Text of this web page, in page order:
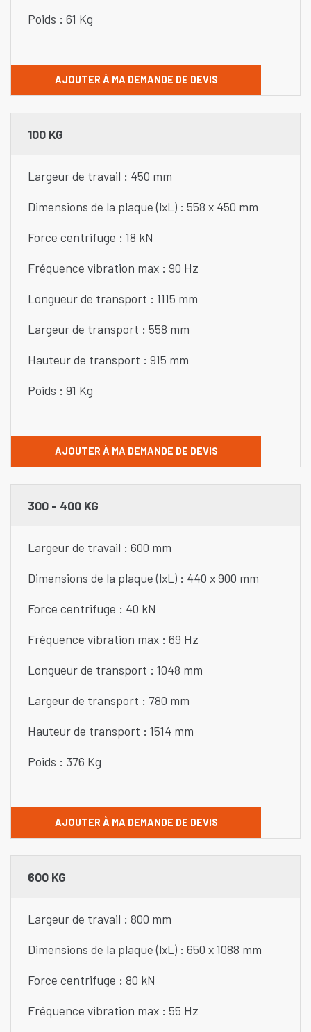
Poids : 61 Kg
AJOUTER À MA DEMANDE DE DEVIS
100 KG
Largeur de travail : 450 mm
Dimensions de la plaque (lxL) : 558 x 450 mm
Force centrifuge : 18 kN
Fréquence vibration max : 90 Hz
Longueur de transport : 1115 mm
Largeur de transport : 558 mm
Hauteur de transport : 915 mm
Poids : 91 Kg
AJOUTER À MA DEMANDE DE DEVIS
300 - 400 KG
Largeur de travail : 600 mm
Dimensions de la plaque (lxL) : 440 x 900 mm
Force centrifuge : 40 kN
Fréquence vibration max : 69 Hz
Longueur de transport : 1048 mm
Largeur de transport : 780 mm
Hauteur de transport : 1514 mm
Poids : 376 Kg
AJOUTER À MA DEMANDE DE DEVIS
600 KG
Largeur de travail : 800 mm
Dimensions de la plaque (lxL) : 650 x 1088 mm
Force centrifuge : 80 kN
Fréquence vibration max : 55 Hz